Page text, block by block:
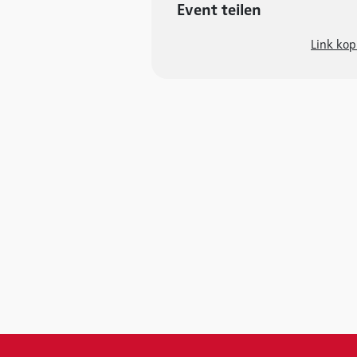
Event teilen
Link